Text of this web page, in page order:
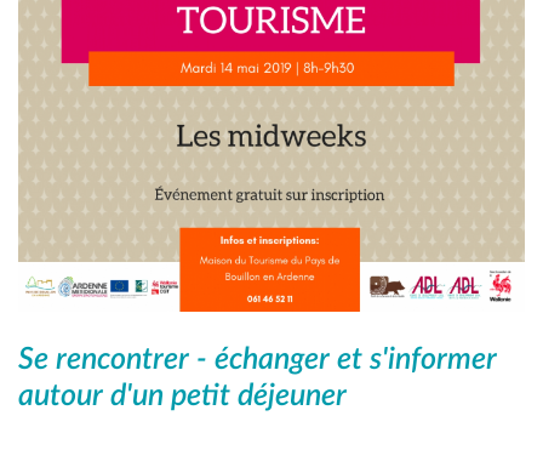
Se rencontrer - échanger et s'informer
autour d'un petit déjeuner